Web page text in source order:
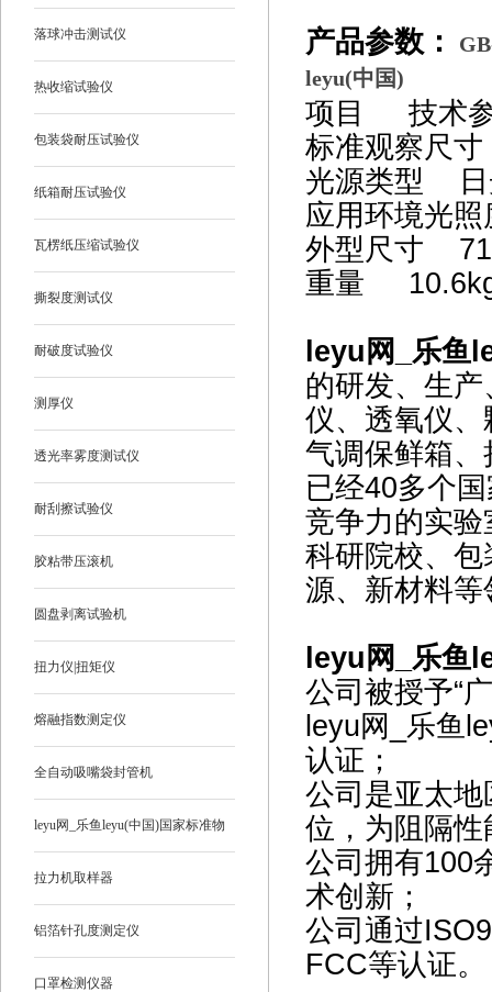
落球冲击测试仪
热收缩试验仪
包装袋耐压试验仪
纸箱耐压试验仪
瓦楞纸压缩试验仪
撕裂度测试仪
耐破度试验仪
测厚仪
透光率雾度测试仪
耐刮擦试验仪
胶粘带压滚机
圆盘剥离试验机
扭力仪|扭矩仪
熔融指数测定仪
全自动吸嘴袋封管机
leyu网_乐鱼leyu(中国)国家标准物
质
拉力机取样器
铝箔针孔度测定仪
口罩检测仪器
产品参数：
leyu(中国)
项目 技术
标准观察尺
光源类型 日
应用环境光
外型尺寸
重量
leyu网_乐鱼
的研发、生
仪、透氧仪
气调保鲜箱
已经40多个
竞争力的实
科研院校、
源、新材料等
leyu网_乐鱼
公司被授予“
leyu网_乐鱼
认证；
公司是亚太
位，为阻隔
公司拥有100
术创新；
公司通过
FCC等认证。